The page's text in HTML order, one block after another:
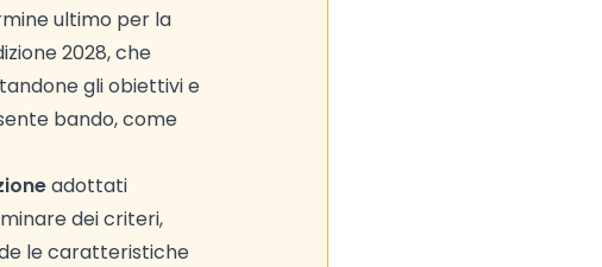
ultimo per la
2028, che
gli obiettivi e
bando, come
adottati
dei criteri,
le caratteristiche